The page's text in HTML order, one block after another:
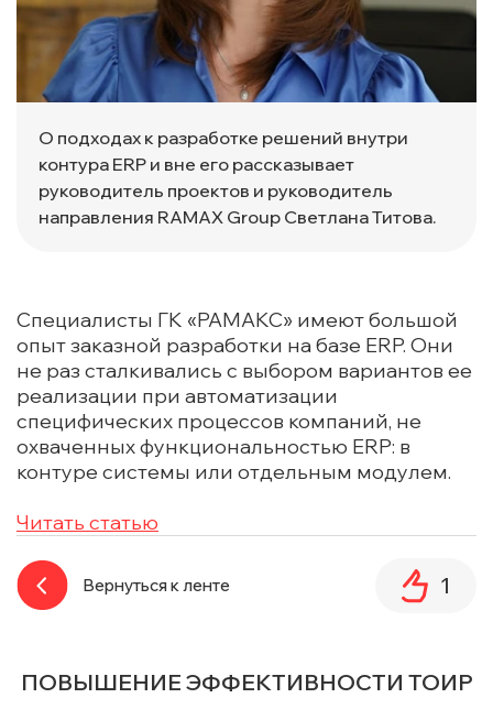
О подходах к разработке решений внутри
контура ERP и вне его рассказывает
руководитель проектов и руководитель
направления RAMAX Group Светлана Титова.
Специалисты ГК «РАМАКС» имеют большой
опыт заказной разработки на базе ERP. Они
не раз сталкивались с выбором вариантов ее
реализации при автоматизации
специфических процессов компаний, не
охваченных функциональностью ERP: в
контуре системы или отдельным модулем.
Читать статью
Вернуться к ленте 1
ПОВЫШЕНИЕ ЭФФЕКТИВНОСТИ ТОИР